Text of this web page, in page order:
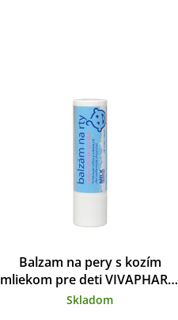
Balzam na pery s kozím
mliekom pre deti VIVAPHARM
4,2 g
Skladom